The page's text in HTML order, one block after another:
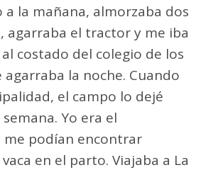
a la mañana, almorzaba dos
agarraba el tractor y me iba
costado del colegio de los
la noche. Cuando
el campo lo dejé
Yo era el
podían encontrar
en el parto. Viajaba a La